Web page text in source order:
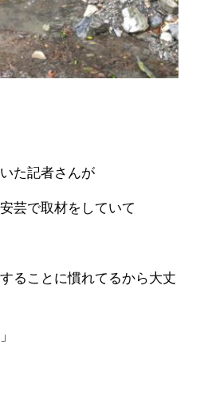
た記者さんが
芸で取材をしていて
ることに慣れてるから大丈